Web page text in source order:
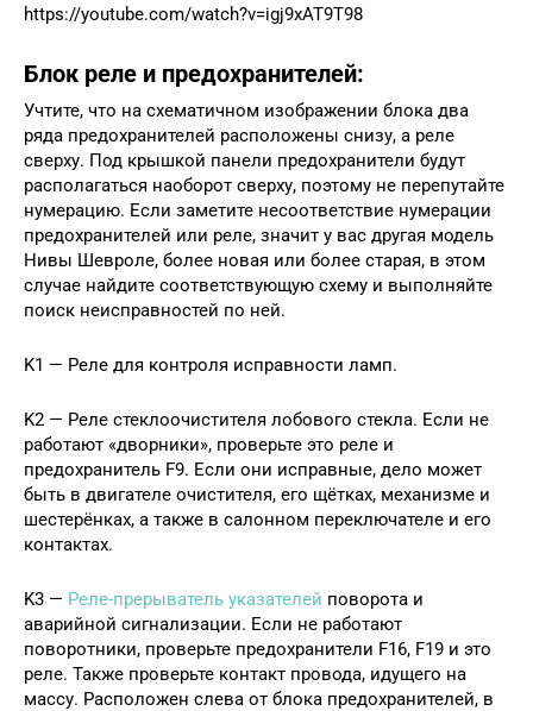
https://youtube.com/watch?v=igj9xAT9T98
Блок реле и предохранителей:
Учтите, что на схематичном изображении блока два
ряда предохранителей расположены снизу, а реле
сверху. Под крышкой панели предохранители будут
располагаться наоборот сверху, поэтому не перепутайте
нумерацию. Если заметите несоответствие нумерации
предохранителей или реле, значит у вас другая модель
Нивы Шевроле, более новая или более старая, в этом
случае найдите соответствующую схему и выполняйте
поиск неисправностей по ней.
K1 — Реле для контроля исправности ламп.
K2 — Реле стеклоочистителя лобового стекла. Если не
работают «дворники», проверьте это реле и
предохранитель F9. Если они исправные, дело может
быть в двигателе очистителя, его щётках, механизме и
шестерёнках, а также в салонном переключателе и его
контактах.
K3 — Реле-прерыватель указателей поворота и
аварийной сигнализации. Если не работают
поворотники, проверьте предохранители F16, F19 и это
реле. Также проверьте контакт провода, идущего на
массу. Расположен слева от блока предохранителей, в